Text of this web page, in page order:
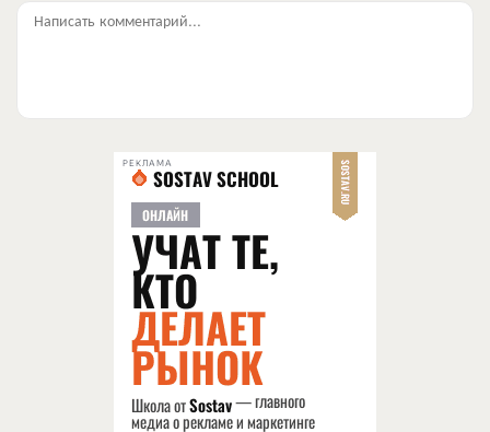
Написать комментарий...
РЕКЛАМА